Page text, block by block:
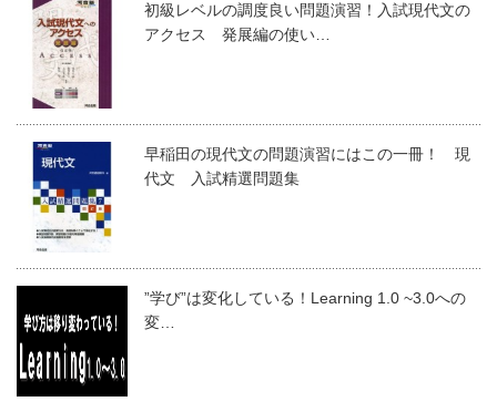
初級レベルの調度良い問題演習！入試現代文の
アクセス 発展編の使い…
早稲田の現代文の問題演習にはこの一冊！ 現
代文 入試精選問題集
”学び”は変化している！Learning 1.0 ~3.0への
変…